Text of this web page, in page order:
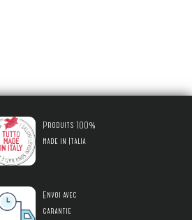
Produits 100%
made in Italia
Envoi avec
garantie